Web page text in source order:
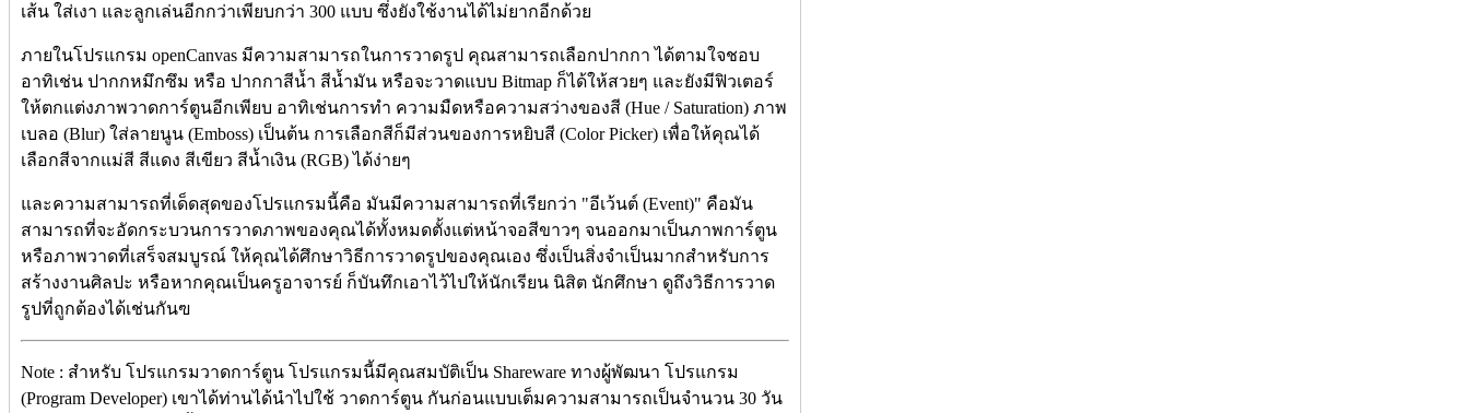
เส้น ใส่เงา และลูกเล่นอีกกว่าเพียบกว่า 300 แบบ ซึ่งยังใช้งานได้ไม่ยากอีกด้วย
ภายในโปรแกรม openCanvas มีความสามารถในการวาดรูป คุณสามารถเลือกปากกา ได้ตามใจชอบ
อาทิเช่น ปากกหมึกซึม หรือ ปากกาสีน้ำ สีน้ำมัน หรือจะวาดแบบ Bitmap ก็ได้ให้สวยๆ และยังมีฟิวเตอร์
ให้ตกแต่งภาพวาดการ์ตูนอีกเพียบ อาทิเช่นการทำ ความมืดหรือความสว่างของสี (Hue / Saturation) ภาพ
เบลอ (Blur) ใส่ลายนูน (Emboss) เป็นต้น การเลือกสีก็มีส่วนของการหยิบสี (Color Picker) เพื่อให้คุณได้
เลือกสีจากแม่สี สีแดง สีเขียว สีน้ำเงิน (RGB) ได้ง่ายๆ
และความสามารถที่เด็ดสุดของโปรแกรมนี้คือ มันมีความสามารถที่เรียกว่า "อีเว้นต์ (Event)" คือมัน
สามารถที่จะอัดกระบวนการวาดภาพของคุณได้ทั้งหมดตั้งแต่หน้าจอสีขาวๆ จนออกมาเป็นภาพการ์ตูน
หรือภาพวาดที่เสร็จสมบูรณ์ ให้คุณได้ศึกษาวิธีการวาดรูปของคุณเอง ซึ่งเป็นสิ่งจำเป็นมากสำหรับการ
สร้างงานศิลปะ หรือหากคุณเป็นครูอาจารย์ ก็บันทึกเอาไว้ไปให้นักเรียน นิสิต นักศึกษา ดูถึงวิธีการวาด
รูปที่ถูกต้องได้เช่นกันฃ
Note : สำหรับ โปรแกรมวาดการ์ตูน โปรแกรมนี้มีคุณสมบัติเป็น Shareware ทางผู้พัฒนา โปรแกรม
(Program Developer) เขาได้ท่านได้นำไปใช้ วาดการ์ตูน กันก่อนแบบเต็มความสามารถเป็นจำนวน 30 วัน